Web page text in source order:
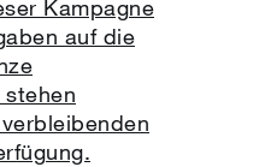
Kampagne
auf die